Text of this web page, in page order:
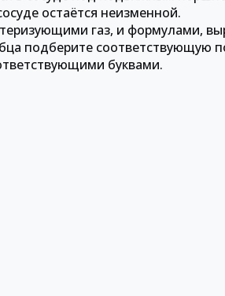
остаётся неизменной.
газ, и формулами,
подберите соответствующую
буквами.